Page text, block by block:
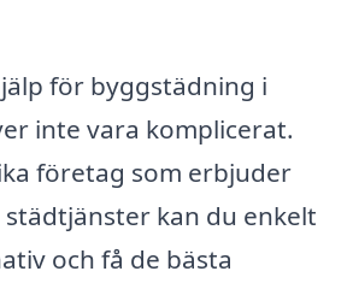
för byggstädning i
inte vara komplicerat.
företag som erbjuder
kan du enkelt
och få de bästa